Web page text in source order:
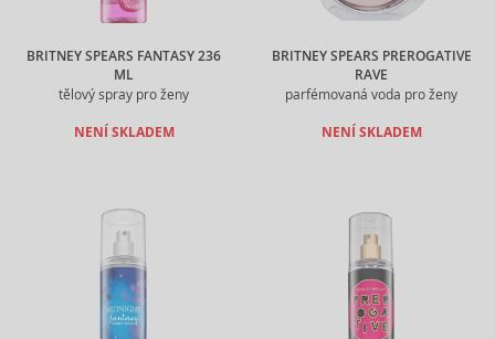
BRITNEY SPEARS FANTASY 236
ML
tělový spray pro ženy
NENÍ SKLADEM
BRITNEY SPEARS PREROGATIVE
RAVE
parfémovaná voda pro ženy
NENÍ SKLADEM